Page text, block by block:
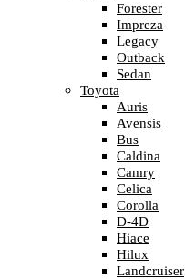
Forester
Impreza
Legacy
Outback
Sedan
Toyota
Auris
Avensis
Bus
Caldina
Camry
Celica
Corolla
D-4D
Hiace
Hilux
Landcruiser